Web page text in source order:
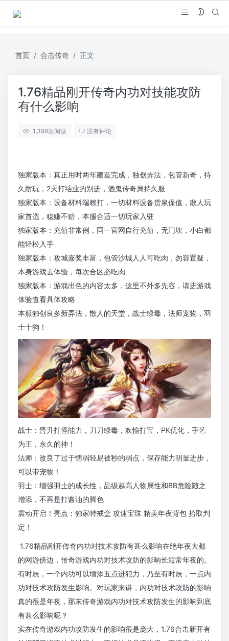
首页 合击传奇 正文
1.76精品刚开传奇内功对技能攻防
有什么影响
1,398次阅读 没有评论
独家版本：真正用时两年建造完成，独创弄法，包管新奇，持
久耐玩，2天打结业的别进，酒鬼传奇属持久服
独家版本：设备材料端赖打，一切材料设备货泉保值，散人玩
家首选，稳赚不赔，本服合适一切玩家入驻
独家版本：充值非常例，同一官网自行充值，无门坎，小白都
能轻松入手
独家版本：攻城嘉奖丰富，包管沙城人人可吃肉，勿容置疑，
本身游戏去体验，每次合区必吃肉
独家版本：游戏出色的内容太多，这里不外多先容，请进游戏
体验查看具体攻略
本服独创良多新弄法，散人的天堂，战士绿毒，法师宠物，羽
士十狗！
战士：晋升打怪能力，刀刀绿毒，欢愉打宝，PK优化，手艺
为王，永久的神！
法师：改良了过于懦弱轻易被秒的弱点，保存能力明显进步，
可以带宠物！
羽士：增强羽士的成长性，品级越高人物属性和BB危险随之
增添，不再是打酱油的脚色
震动开启！亮点：独家特戒盒 攻速宝珠 精美年夜背包 拾取判
定！
1.76精品刚开传奇内功对技术攻防有甚么影响在绝年夜大都
的网游傍边，传奇游戏内功对技术攻防的影响长短常年夜的。
有时辰，一个内功可以增添五点进犯力，乃至有时辰，一点内
功对技术攻防发生影响。对玩家来讲，内功对技术攻防的影响
真的很是年夜，那末传奇游戏内功对技术攻防发生的影响到底
有甚么影响呢？
实在传奇游戏内功攻防发生的影响很是庞大，1.76合击新开有